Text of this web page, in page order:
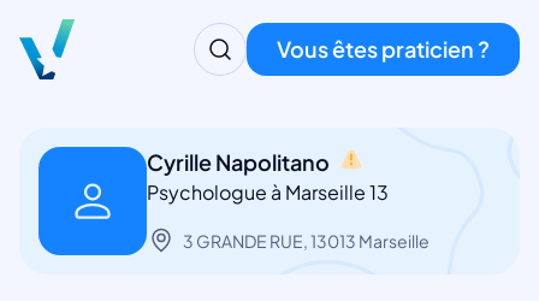
Vous êtes praticien ?
Cyrille Napolitano
Psychologue à Marseille 13
3 GRANDE RUE, 13013 Marseille